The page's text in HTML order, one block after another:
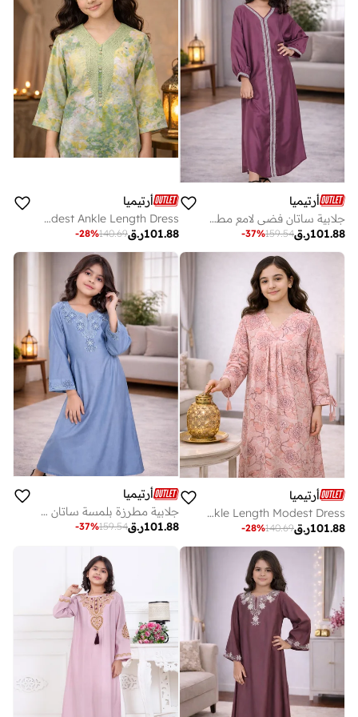
أرتيميا
جلابية ساتان فضي لامع مطرز بالدانتيل
ر.ق101.88
159.54
-37%
أرتيميا
Girls Green Digital printed Jalabiya with Embroidered V-Neck – Modest Ankle Length Dress
ر.ق101.88
140.69
-28%
أرتيميا
Girls Pink Floral Jalabiya with Gathered Front & Tassel Sleeves – Ankle Length Modest Dress
ر.ق101.88
140.69
-28%
أرتيميا
جلابية مطرزة بلمسة ساتان لامعة
ر.ق101.88
159.54
-37%